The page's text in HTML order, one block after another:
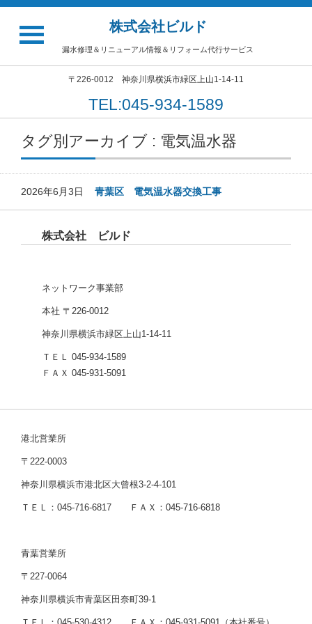
株式会社ビルド
漏水修理＆リニューアル情報＆リフォーム代行サービス
〒226-0012 神奈川県横浜市緑区上山1-14-11
TEL:045-934-1589
タグ別アーカイブ : 電気温水器
2026年6月3日 青葉区 電気温水器交換工事
株式会社 ビルド
ネットワーク事業部
本社 〒226-0012
神奈川県横浜市緑区上山1-14-11
ＴＥＬ 045-934-1589
ＦＡＸ 045-931-5091
港北営業所
〒222-0003
神奈川県横浜市港北区大曾根3-2-4-101
ＴＥＬ：045-716-6817 ＦＡＸ：045-716-6818
青葉営業所
〒227-0064
神奈川県横浜市青葉区田奈町39-1